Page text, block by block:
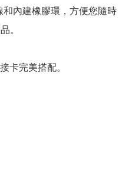
內建橡膠環，方便您隨時
。
卡完美搭配。